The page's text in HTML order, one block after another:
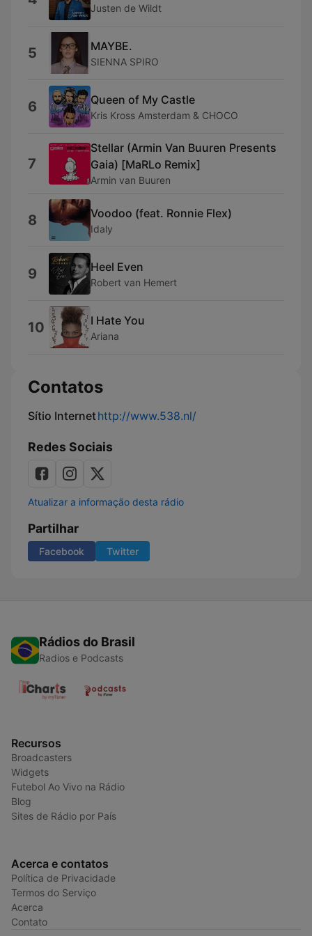
Justen de Wildt
5 MAYBE.
SIENNA SPIRO
6 Queen of My Castle
Kris Kross Amsterdam & CHOCO
7
Stellar (Armin Van Buuren Presents
Gaia) [MaRLo Remix]
Armin van Buuren
8 Voodoo (feat. Ronnie Flex)
Idaly
9 Heel Even
Robert van Hemert
10 I Hate You
Ariana
Contatos
Sítio Internethttp://www.538.nl/
Redes Sociais
Atualizar a informação desta rádio
Partilhar
Facebook Twitter
Rádios do Brasil
Radios e Podcasts
Recursos
Broadcasters
Widgets
Futebol Ao Vivo na Rádio
Blog
Sites de Rádio por País
Acerca e contatos
Política de Privacidade
Termos do Serviço
Acerca
Contato